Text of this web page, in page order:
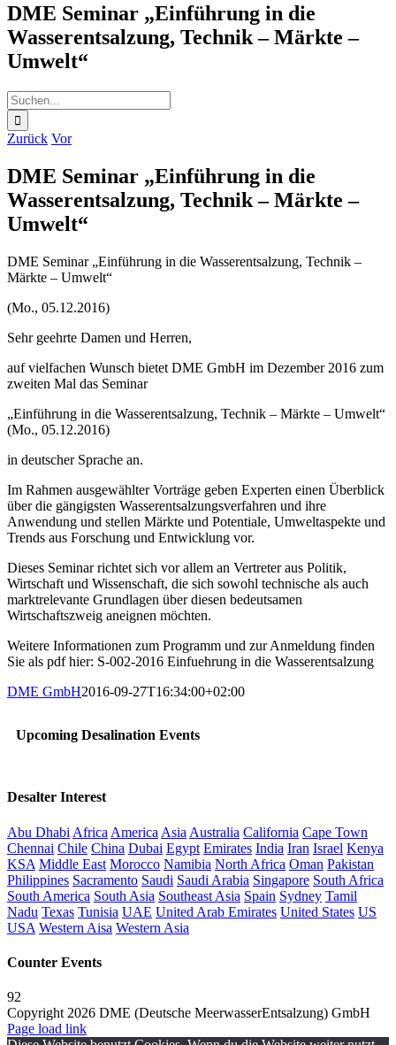
DME Seminar „Einführung in die
Wasserentsalzung, Technik – Märkte –
Umwelt“
Suche
nach:
Zurück Vor
DME Seminar „Einführung in die
Wasserentsalzung, Technik – Märkte –
Umwelt“
DME Seminar „Einführung in die Wasserentsalzung, Technik –
Märkte – Umwelt“
(Mo., 05.12.2016)
Sehr geehrte Damen und Herren,
auf vielfachen Wunsch bietet DME GmbH im Dezember 2016 zum
zweiten Mal das Seminar
„Einführung in die Wasserentsalzung, Technik – Märkte – Umwelt“
(Mo., 05.12.2016)
in deutscher Sprache an.
Im Rahmen ausgewählter Vorträge geben Experten einen Überblick
über die gängigsten Wasserentsalzungsverfahren und ihre
Anwendung und stellen Märkte und Potentiale, Umweltaspekte und
Trends aus Forschung und Entwicklung vor.
Dieses Seminar richtet sich vor allem an Vertreter aus Politik,
Wirtschaft und Wissenschaft, die sich sowohl technische als auch
marktrelevante Grundlagen über diesen bedeutsamen
Wirtschaftszweig aneignen möchten.
Weitere Informationen zum Programm und zur Anmeldung finden
Sie als pdf hier: S-002-2016 Einfuehrung in die Wasserentsalzung
DME GmbH2016-09-27T16:34:00+02:00
Upcoming Desalination Events
Desalter Interest
Abu Dhabi Africa America Asia Australia California Cape Town
Chennai Chile China Dubai Egypt Emirates India Iran Israel Kenya
KSA Middle East Morocco Namibia North Africa Oman Pakistan
Philippines Sacramento Saudi Saudi Arabia Singapore South Africa
South America South Asia Southeast Asia Spain Sydney Tamil
Nadu Texas Tunisia UAE United Arab Emirates United States US
USA Western Aisa Western Asia
Counter Events
92
Copyright 2026 DME (Deutsche MeerwasserEntsalzung) GmbH
Instagram
LinkedIn
E-
Xing
Facebook
X
Page load link